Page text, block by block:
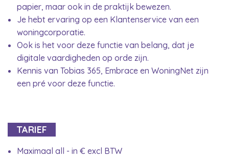
papier, maar ook in de praktijk bewezen.
Je hebt ervaring op een Klantenservice van een
woningcorporatie.
Ook is het voor deze functie van belang, dat je
digitale vaardigheden op orde zijn.
Kennis van Tobias 365, Embrace en WoningNet zijn
een pré voor deze functie.
TARIEF
Maximaal all - in € excl BTW